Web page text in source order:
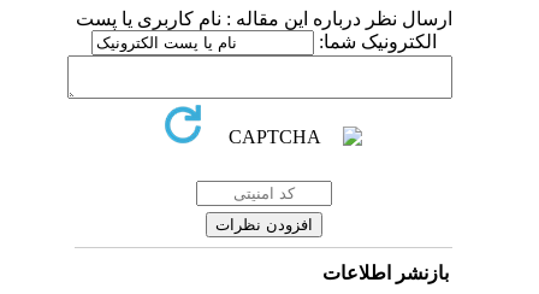
ارسال نظر درباره این مقاله : نام کاربری یا پست
الکترونیک شما:
بازنشر اطلاعات